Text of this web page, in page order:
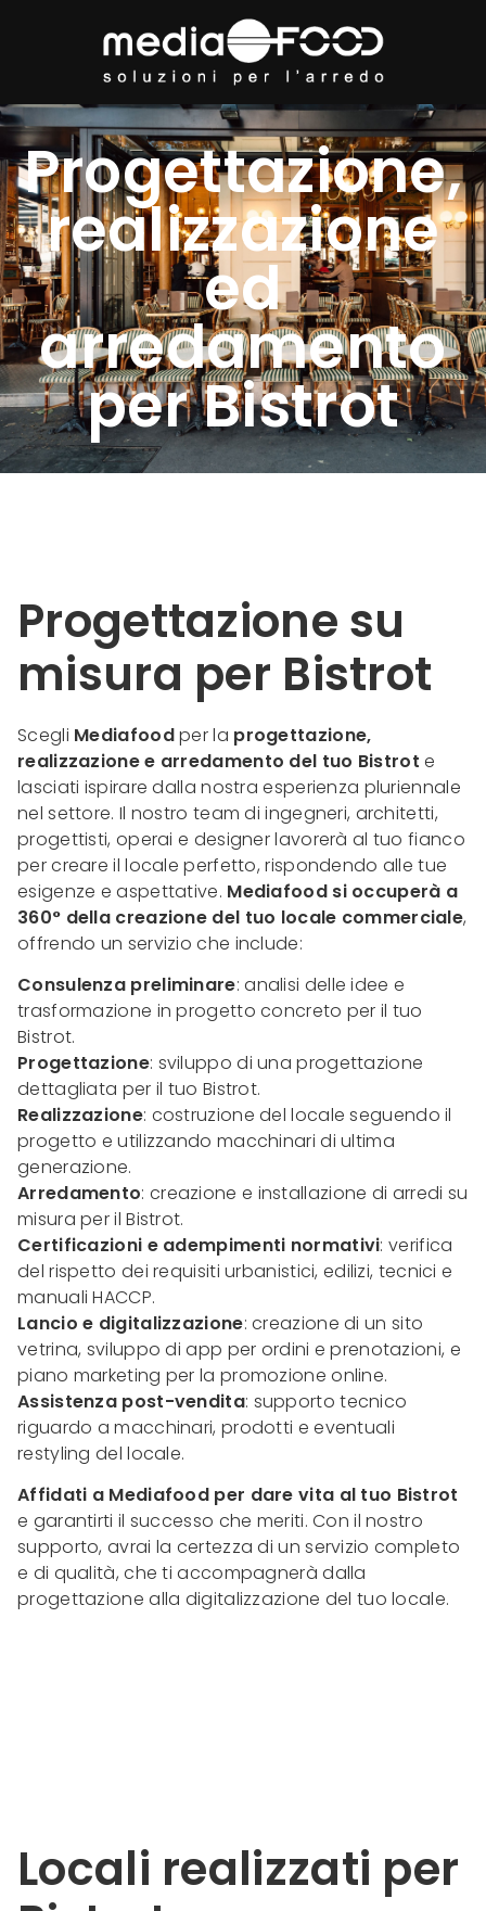
Progettazione,
realizzazione
ed
arredamento
per Bistrot
Progettazione su
misura per Bistrot
Scegli Mediafoodper la progettazione,
realizzazione e arredamento del tuo Bistrot e
lasciati ispirare dalla nostra esperienza pluriennale
nel settore. Il nostro team di ingegneri, architetti,
progettisti, operai e designer lavorerà al tuo fianco
per creare il locale perfetto, rispondendo alle tue
esigenze e aspettative. Mediafood si occuperà a
360° della creazione del tuo locale commerciale,
offrendo un servizio che include:
Consulenza preliminare: analisi delle idee e
trasformazione in progetto concreto per il tuo
Bistrot.
Progettazione: sviluppo di una progettazione
dettagliata per il tuo Bistrot.
Realizzazione: costruzione del locale seguendo il
progetto e utilizzando macchinari di ultima
generazione.
Arredamento: creazione e installazione di arredi su
misura per il Bistrot.
Certificazioni e adempimenti normativi: verifica
del rispetto dei requisiti urbanistici, edilizi, tecnici e
manuali HACCP.
Lancio e digitalizzazione: creazione di un sito
vetrina, sviluppo di app per ordini e prenotazioni, e
piano marketing per la promozione online.
Assistenza post-vendita: supporto tecnico
riguardo a macchinari, prodotti e eventuali
restyling del locale.
Affidati a Mediafood per dare vita al tuo Bistrot
e garantirti il successo che meriti. Con il nostro
supporto, avrai la certezza di un servizio completo
e di qualità, che ti accompagnerà dalla
progettazione alla digitalizzazione del tuo locale.
Locali realizzati per